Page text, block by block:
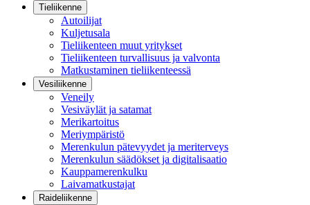
Tieliikenne
Autoilijat
Kuljetusala
Tieliikenteen muut yritykset
Tieliikenteen turvallisuus ja valvonta
Matkustaminen tieliikenteessä
Vesiliikenne
Veneily
Vesiväylät ja satamat
Merikartoitus
Meriympäristö
Merenkulun pätevyydet ja meriterveys
Merenkulun säädökset ja digitalisaatio
Kauppamerenkulku
Laivamatkustajat
Raideliikenne